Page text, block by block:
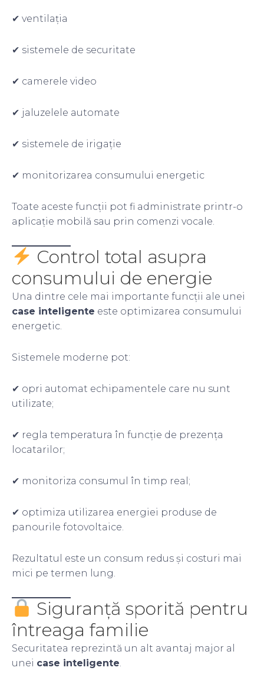
✔ ventilația
✔ sistemele de securitate
✔ camerele video
✔ jaluzelele automate
✔ sistemele de irigație
✔ monitorizarea consumului energetic
Toate aceste funcții pot fi administrate printr-o
aplicație mobilă sau prin comenzi vocale.
Control total asupra
consumului de energie
Una dintre cele mai importante funcții ale unei
case inteligente este optimizarea consumului
energetic.
Sistemele moderne pot:
✔ opri automat echipamentele care nu sunt
utilizate;
✔ regla temperatura în funcție de prezența
locatarilor;
✔ monitoriza consumul în timp real;
✔ optimiza utilizarea energiei produse de
panourile fotovoltaice.
Rezultatul este un consum redus și costuri mai
mici pe termen lung.
Siguranță sporită pentru
întreaga familie
Securitatea reprezintă un alt avantaj major al
unei case inteligente